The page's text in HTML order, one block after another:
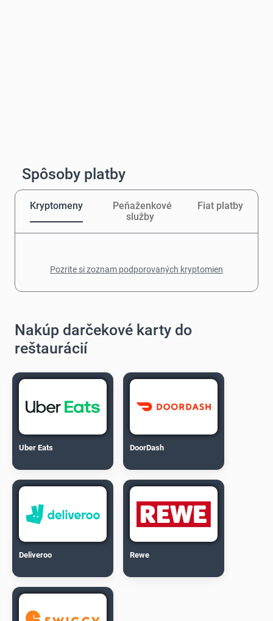
Spôsoby platby
Kryptomeny
Peňaženkové
služby
Fiat platby
Pozrite si zoznam podporovaných kryptomien
Nakúp darčekové karty do
reštaurácií
Uber Eats DoorDash
Deliveroo Rewe